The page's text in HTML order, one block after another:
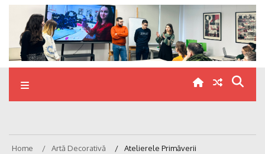
Home Artă Decorativă Atelierele Primăverii